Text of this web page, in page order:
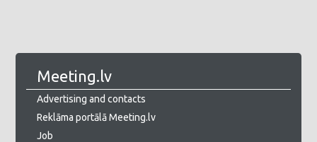
Meeting.lv
Advertising and contacts
Reklāma portālā Meeting.lv
Job